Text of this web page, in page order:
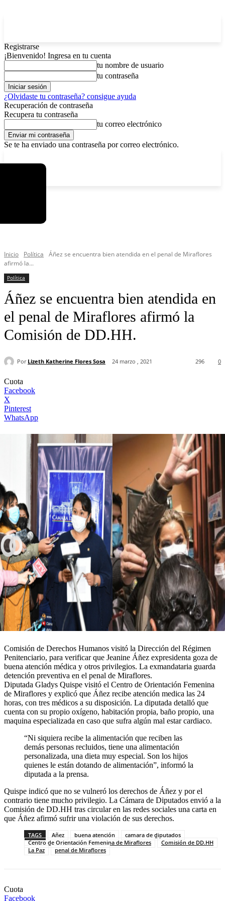
Registrarse
¡Bienvenido! Ingresa en tu cuenta
tu nombre de usuario
tu contraseña
¿Olvidaste tu contraseña? consigue ayuda
Recuperación de contraseña
Recupera tu contraseña
tu correo electrónico
Se te ha enviado una contraseña por correo electrónico.
Inicio Política
Áñez se encuentra bien atendida en el penal de Miraflores
afirmó la...
Política
Áñez se encuentra bien atendida en
el penal de Miraflores afirmó la
Comisión de DD.HH.
Por Lizeth Katherine Flores Sosa 24 marzo , 2021 0
296
Cuota
Facebook
X
Pinterest
WhatsApp
Comisión de Derechos Humanos visitó la Dirección del Régimen
Penitenciario, para verificar que Jeanine Áñez expresidenta goza de
buena atención médica y otros privilegios. La exmandataria guarda
detención preventiva en el penal de Miraflores.
Diputada Gladys Quispe visitó el Centro de Orientación Femenina
de Miraflores y explicó que Áñez recibe atención medica las 24
horas, con tres médicos a su disposición. La diputada detalló que
cuenta con su propio oxígeno, habitación propia, baño propio, una
maquina especializada en caso que sufra algún mal estar cardiaco.
“Ni siquiera recibe la alimentación que reciben las
demás personas recluidos, tiene una alimentación
personalizada, una dieta muy especial. Son los hijos
quienes le están dotando de alimentación”, informó la
diputada a la prensa.
Quispe indicó que no se vulneró los derechos de Áñez y por el
contrario tiene mucho privilegio. La Cámara de Diputados envió a la
Comisión de DD.HH tras circular en las redes sociales una carta en
que Áñez afirmó sufrir una violación de sus derechos.
TAGS Añez buena atención
camara de diputados
Centro de Orientación Femenina de Miraflores
Comisión de DD.HH
La Paz
penal de Miraflores
Cuota
Facebook